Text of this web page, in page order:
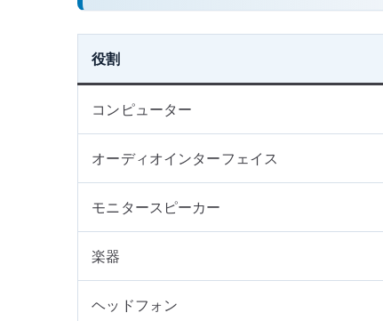
感
想
の
役割
コンピューター
オーディオインターフェイス
モニタースピーカー
楽器
ヘッドフォン